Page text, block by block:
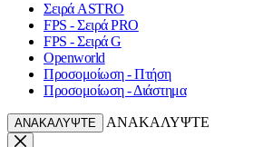
Σειρά ASTRO
FPS - Σειρά PRO
FPS - Σειρά G
Openworld
Προσομοίωση - Πτήση
Προσομοίωση - Διάστημα
ΑΝΑΚΑΛΥΨΤΕ ΑΝΑΚΑΛΥΨΤΕ